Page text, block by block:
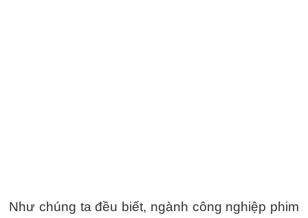
Như chúng ta đều biết, ngành công nghiệp phim